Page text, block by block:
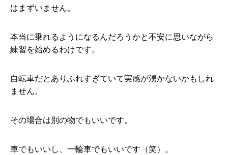
はまずいません。
本当に乗れるようになるんだろうかと不安に思いながら
練習を始めるわけです。
自転車だとありふれすぎていて実感が湧かないかもしれ
ません。
その場合は別の物でもいいです。
車でもいいし、一輪車でもいいです（笑）。